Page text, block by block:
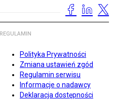
REGULAMIN
Polityka Prywatności
Zmiana ustawień zgód
Regulamin serwisu
Informacje o nadawcy
Deklaracja dostępności